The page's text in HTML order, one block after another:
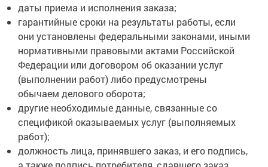
даты приема и исполнения заказа;
гарантийные сроки на результаты работы, если
они установлены федеральными законами, иными
нормативными правовыми актами Российской
Федерации или договором об оказании услуг
(выполнении работ) либо предусмотрены
обычаем делового оборота;
другие необходимые данные, связанные со
спецификой оказываемых услуг (выполняемых
работ);
должность лица, принявшего заказ, и его подпись,